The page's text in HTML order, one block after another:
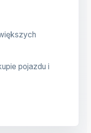
pojazdu i